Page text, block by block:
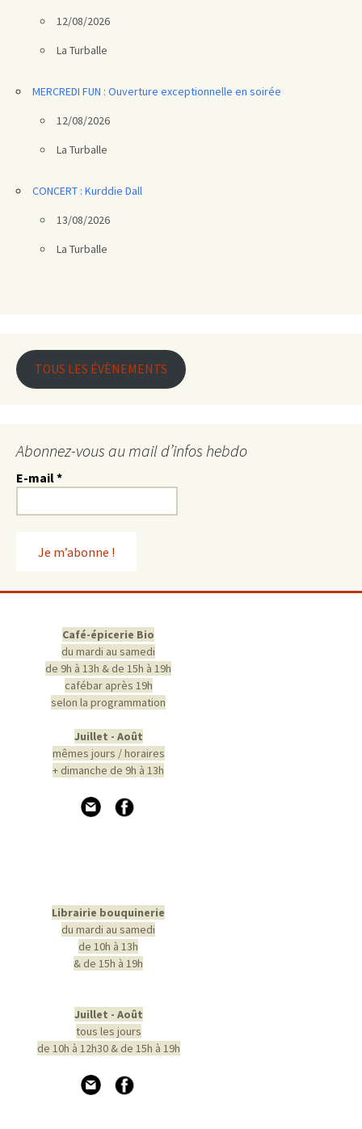
12/08/2026
La Turballe
MERCREDI FUN : Ouverture exceptionnelle en soirée
12/08/2026
La Turballe
CONCERT : Kurddie Dall
13/08/2026
La Turballe
TOUS LES ÉVÈNEMENTS
Abonnez-vous au mail d’infos hebdo
E-mail*
Café-épicerie Bio
du mardi au samedi
de 9h à 13h & de 15h à 19h
cafébar après 19h
selon la programmation
Juillet - Août
mêmes jours / horaires
+ dimanche de 9h à 13h
Librairie bouquinerie
du mardi au samedi
de 10h à 13h
& de 15h à 19h
Juillet - Août
tous les jours
de 10h à 12h30 & de 15h à 19h